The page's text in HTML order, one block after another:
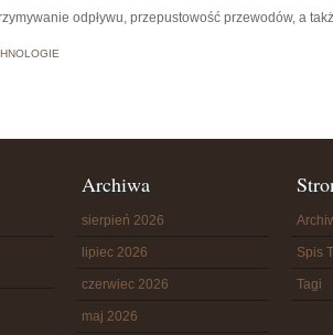
odpływu, przepustowość przewodów, a
Archiwa
sierpień 2026
lipiec 2026
czerwiec 2026
maj 2026
Spis
Tagi